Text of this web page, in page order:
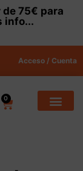
75€ para
info...
Acceso / Cuenta
0